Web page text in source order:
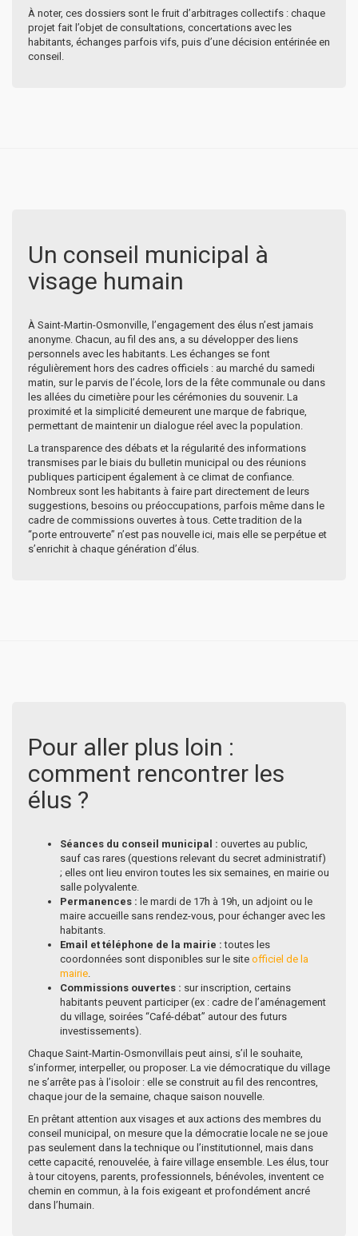
À noter, ces dossiers sont le fruit d’arbitrages collectifs : chaque
projet fait l’objet de consultations, concertations avec les
habitants, échanges parfois vifs, puis d’une décision entérinée en
conseil.
Un conseil municipal à
visage humain
À Saint-Martin-Osmonville, l’engagement des élus n’est jamais
anonyme. Chacun, au fil des ans, a su développer des liens
personnels avec les habitants. Les échanges se font
régulièrement hors des cadres officiels : au marché du samedi
matin, sur le parvis de l’école, lors de la fête communale ou dans
les allées du cimetière pour les cérémonies du souvenir. La
proximité et la simplicité demeurent une marque de fabrique,
permettant de maintenir un dialogue réel avec la population.
La transparence des débats et la régularité des informations
transmises par le biais du bulletin municipal ou des réunions
publiques participent également à ce climat de confiance.
Nombreux sont les habitants à faire part directement de leurs
suggestions, besoins ou préoccupations, parfois même dans le
cadre de commissions ouvertes à tous. Cette tradition de la
“porte entrouverte” n’est pas nouvelle ici, mais elle se perpétue et
s’enrichit à chaque génération d’élus.
Pour aller plus loin :
comment rencontrer les
élus ?
Séances du conseil municipal : ouvertes au public,
sauf cas rares (questions relevant du secret administratif)
; elles ont lieu environ toutes les six semaines, en mairie ou
salle polyvalente.
Permanences : le mardi de 17h à 19h, un adjoint ou le
maire accueille sans rendez-vous, pour échanger avec les
habitants.
Email et téléphone de la mairie : toutes les
coordonnées sont disponibles sur le site officiel de la
mairie
Commissions ouvertes : sur inscription, certains
habitants peuvent participer (ex : cadre de l’aménagement
du village, soirées “Café-débat” autour des futurs
investissements).
Chaque Saint-Martin-Osmonvillais peut ainsi, s’il le souhaite,
s’informer, interpeller, ou proposer. La vie démocratique du village
ne s’arrête pas à l’isoloir : elle se construit au fil des rencontres,
chaque jour de la semaine, chaque saison nouvelle.
En prêtant attention aux visages et aux actions des membres du
conseil municipal, on mesure que la démocratie locale ne se joue
pas seulement dans la technique ou l’institutionnel, mais dans
cette capacité, renouvelée, à faire village ensemble. Les élus, tour
à tour citoyens, parents, professionnels, bénévoles, inventent ce
chemin en commun, à la fois exigeant et profondément ancré
dans l’humain.